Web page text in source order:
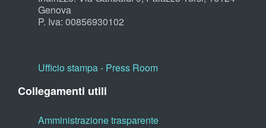
Genova
P. Iva: 00856930102
Ufficio stampa - Press Room
Collegamenti utili
Amministrazione trasparente